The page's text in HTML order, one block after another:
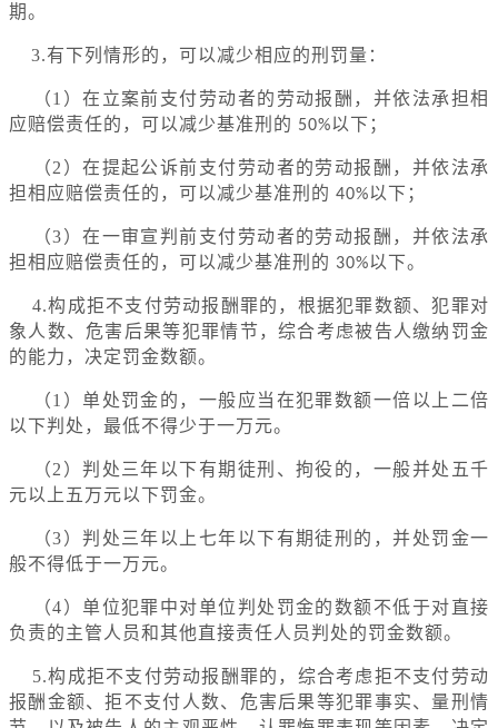
期。
3.有下列情形的，可以减少相应的刑罚量：
（1）在立案前支付劳动者的劳动报酬，并依法承担相
应赔偿责任的，可以减少基准刑的 50%以下；
（2）在提起公诉前支付劳动者的劳动报酬，并依法承
担相应赔偿责任的，可以减少基准刑的 40%以下；
（3）在一审宣判前支付劳动者的劳动报酬，并依法承
担相应赔偿责任的，可以减少基准刑的 30%以下。
4.构成拒不支付劳动报酬罪的，根据犯罪数额、犯罪对
象人数、危害后果等犯罪情节，综合考虑被告人缴纳罚金
的能力，决定罚金数额。
（1）单处罚金的，一般应当在犯罪数额一倍以上二倍
以下判处，最低不得少于一万元。
（2）判处三年以下有期徒刑、拘役的，一般并处五千
元以上五万元以下罚金。
（3）判处三年以上七年以下有期徒刑的，并处罚金一
般不得低于一万元。
（4）单位犯罪中对单位判处罚金的数额不低于对直接
负责的主管人员和其他直接责任人员判处的罚金数额。
5.构成拒不支付劳动报酬罪的，综合考虑拒不支付劳动
报酬金额、拒不支付人数、危害后果等犯罪事实、量刑情